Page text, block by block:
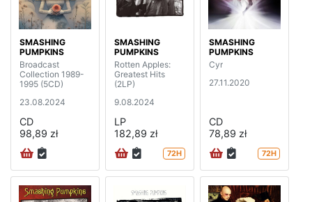
SMASHING
PUMPKINS
Broadcast
Collection 1989-
1995 (5CD)
23.08.2024
CD
98,89 zł
SMASHING
PUMPKINS
Rotten Apples:
Greatest Hits
(2LP)
9.08.2024
LP
182,89 zł
72H
SMASHING
PUMPKINS
Cyr
27.11.2020
CD
78,89 zł
72H